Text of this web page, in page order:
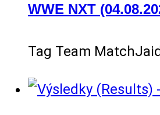
WWE NXT
Tag Team